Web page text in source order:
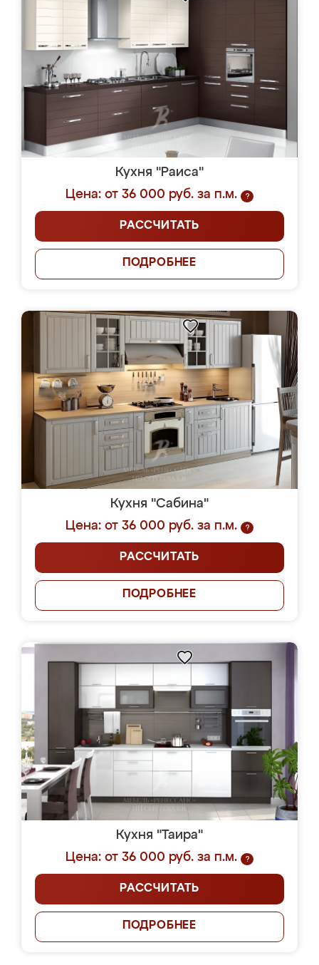
Кухня "Раиса"
Цена: от 36 000 руб. за п.м.
?
РАССЧИТАТЬ
ПОДРОБНЕЕ
Кухня "Сабина"
Цена: от 36 000 руб. за п.м.
?
РАССЧИТАТЬ
ПОДРОБНЕЕ
Кухня "Таира"
Цена: от 36 000 руб. за п.м.
?
РАССЧИТАТЬ
ПОДРОБНЕЕ